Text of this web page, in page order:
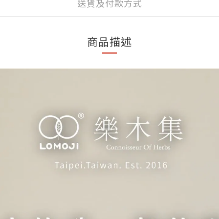
送貨及付款方式
商品描述